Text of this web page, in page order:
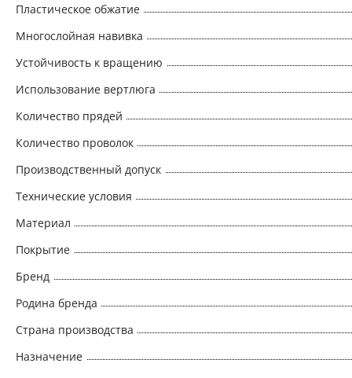
Пластическое обжатие
Многослойная навивка
Устойчивость к вращению
Использование вертлюга
Количество прядей
Количество проволок
Производственный допуск
Технические условия
Материал
Покрытие
Бренд
Родина бренда
Страна производства
Назначение